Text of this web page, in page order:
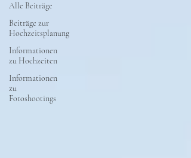
Alle Beiträge
Beiträge zur
Hochzeitsplanung
Informationen
zu Hochzeiten
Informationen
zu
Fotoshootings